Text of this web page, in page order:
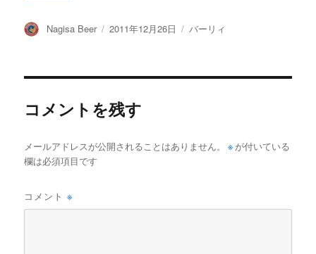
投
Nagisa Beer
投
2011年12月26日
カ
バーリィ
コメントを残す
メールアドレスが公開されることはありません。 ※ が付いている
欄は必須項目です
コメント※